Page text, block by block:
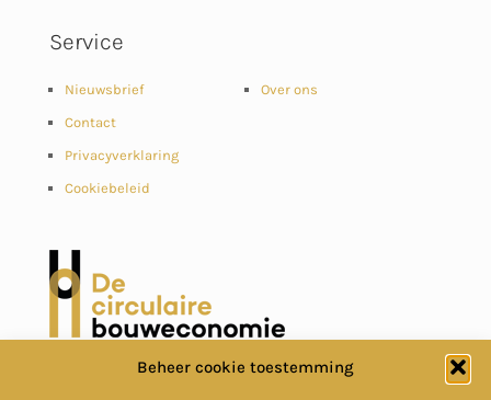
Beheer cookie toestemming
Service
Nieuwsbrief
Contact
Privacyverklaring
Cookiebeleid
Over ons